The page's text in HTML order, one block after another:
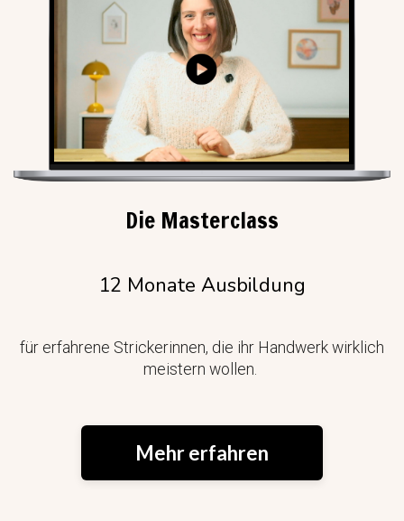
Die Masterclass
12 Monate Ausbildung
für erfahrene Strickerinnen, die ihr Handwerk wirklich
meistern wollen.
Mehr erfahren